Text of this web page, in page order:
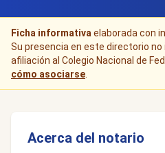
Ficha informativa elaborada con
Su presencia en este directorio
afiliación al Colegio Nacional de
cómo asociarse
Acerca del notario